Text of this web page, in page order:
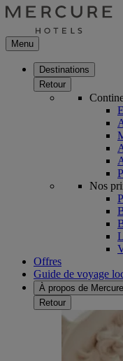
Menu
Destinations
Retour
Nos
Offres
Guide de voyage
À propos de Mercure
Retour